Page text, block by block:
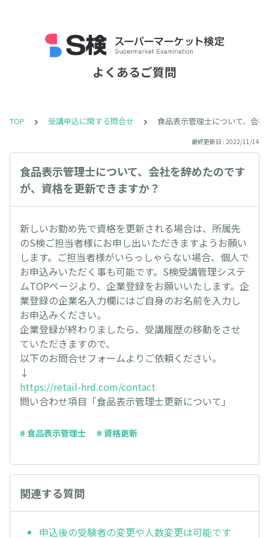
よくあるご質問
TOP 受講申込に関する問合せ 食品表示管理士について、会
最終更新日 : 2022/11/14
食品表示管理士について、会社を辞めたのです
が、資格を更新できますか？
新しいお勤め先で資格を更新される場合は、所属先
のS検ご担当者様にお申し出いただきますようお願い
します。ご担当者様がいらっしゃらない場合、個人で
お申込みいただく事も可能です。S検受講管理システ
ムTOPページより、企業登録をお願いいたします。企
業登録の企業名入力欄にはご自身のお名前を入力し
お申込みください。
企業登録が終わりましたら、受講履歴の移動をさせ
ていただきますので、
以下のお問合せフォームよりご依頼ください。
↓
https://retail-hrd.com/contact
問い合わせ項目「食品表示管理士更新について」
# 食品表示管理士 # 資格更新
関連する質問
申込後の受験者の変更や人数変更は可能です